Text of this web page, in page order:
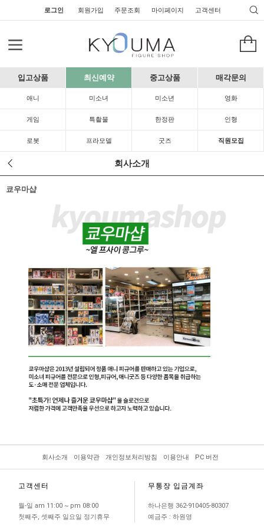
로그인 회원가입 주문조회 마이페이지 고객센터
입고상품 최신예약 중고상품 매각문의
애니 미소녀 미소년 영화
게임 특촬물 한정판 인형
로봇 프라모델 굿즈 직원모집
회사소개
쿄우마샵
회사소개 이용약관 개인정보처리방침 이용안내 PC 버전
고객센터
월-일 am 11:00 ~ pm 08:00
첫째주, 셋째주 일요일 정기휴무
무통장 입금계좌
하나은행 362-910405-80307
예금주 : 하원영